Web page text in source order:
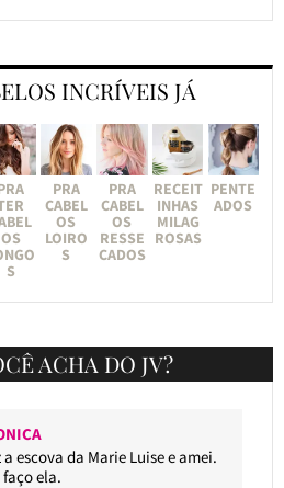
INCRÍVEIS JÁ
OS
S
PRA
CABEL
OS
LOIRO
S
PRA
CABEL
OS
RESSE
CADOS
RECEIT
INHAS
MILAG
ROSAS
PENTE
ADOS
ACHA DO JV?
a escova da Marie Luise e amei.
faço ela.